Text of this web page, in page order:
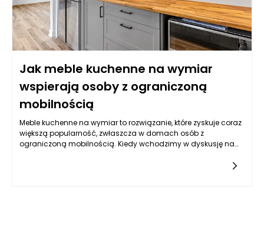
Jak meble kuchenne na wymiar
wspierają osoby z ograniczoną
mobilnością
Meble kuchenne na wymiar to rozwiązanie, które zyskuje coraz
większą popularność, zwłaszcza w domach osób z
ograniczoną mobilnością. Kiedy wchodzimy w dyskusję na